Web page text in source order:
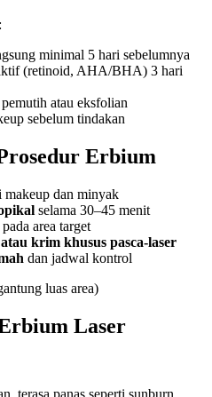
minimal 5 hari sebelumnya
(retinoid, AHA/BHA) 3 hari
atau eksfolian
sebelum tindakan
Erbium
makeup dan minyak
selama 30–45 menit
pada area target
krim khusus pasca-laser
dan jadwal kontrol
luas area)
Laser
terasa panas seperti sunburn